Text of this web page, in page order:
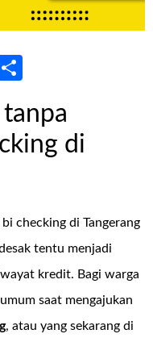
Blogger
di
checking di Tangerang
tentu menjadi
kredit. Bagi warga
saat mengajukan
, atau yang sekarang di